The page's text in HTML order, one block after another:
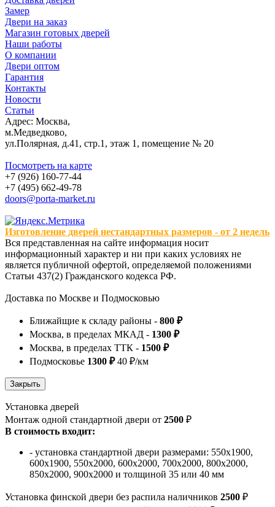
Замер
Двери на заказ
Магазин готовых дверей
Наши работы
О компании
Двери оптом
Гарантия
Контакты
Новости
Статьи
Адрес: Москва,
м.Медведково,
ул.Полярная, д.41, стр.1, этаж 1, помещение № 20
Посмотреть на карте
+7 (926) 160-77-44
+7 (495) 662-49-78
doors@porta-market.ru
Изготовление дверей нестандартных размеров - от 2 недель
Вся представленная на сайте информация носит
информационный характер и ни при каких условиях не
является публичной офертой, определяемой положениями
Статьи 437(2) Гражданского кодекса РФ.
Доставка по Москве и Подмосковью
Ближайщие к складу районы - 800 ₽
Москва, в пределах МКАД - 1300 ₽
Москва, в пределах ТТК - 1500 ₽
Подмосковье 1300 ₽40 ₽/км
Установка дверей
Монтаж одной стандартной двери от 2500 ₽
В стоимость входит:
- установка стандартной двери размерами: 550х1900,
600х1900, 550х2000, 600х2000, 700х2000, 800х2000,
850х2000, 900х2000 и толщиной 35 или 40 мм
Установка финской двери без распила наличников 2500 ₽